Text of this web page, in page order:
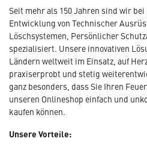
Seit mehr als 150 Jahren sind wir
Entwicklung von Technischer
Löschsystemen, Persönlicher
spezialisiert. Unsere innovativen
Ländern weltweit im Einsatz, auf
praxiserprobt und stetig
ganz besonders, dass Sie Ihren
unseren Onlineshop einfach und
kaufen können.
Unsere Vorteile: